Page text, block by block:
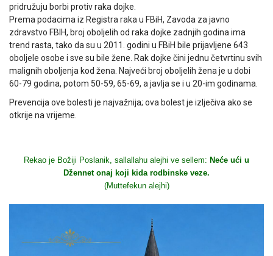
pridružuju borbi protiv raka dojke.
Prema podacima iz Registra raka u FBiH, Zavoda za javno
zdravstvo FBIH, broj oboljelih od raka dojke zadnjih godina ima
trend rasta, tako da su u 2011. godini u FBiH bile prijavljene 643
oboljele osobe i sve su bile žene. Rak dojke čini jednu četvrtinu svih
malignih oboljenja kod žena. Najveći broj oboljelih žena je u dobi
60-79 godina, potom 50-59, 65-69, a javlja se i u 20-im godinama.
Prevencija ove bolesti je najvažnija; ova bolest je izlječiva ako se
otkrije na vrijeme.
Rekao je Božiji Poslanik, sallallahu alejhi ve sellem: Neće ući u
Džennet onaj koji kida rodbinske veze.
(Muttefekun alejhi)